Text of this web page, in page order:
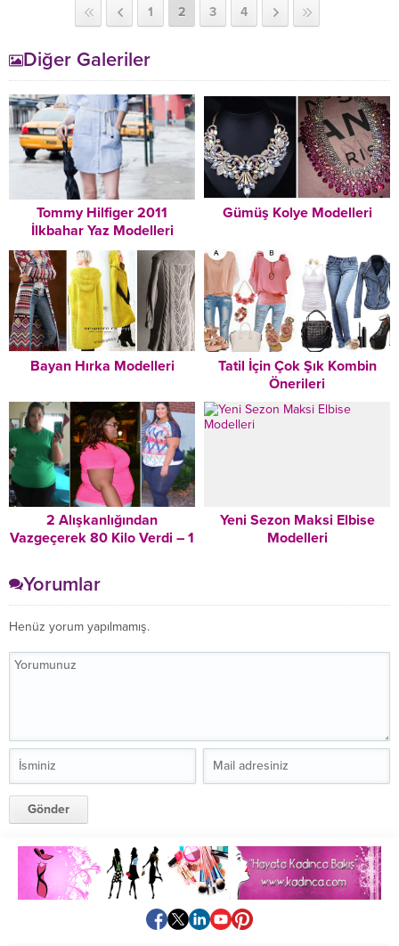
1 2 3 4
Diğer Galeriler
Tommy Hilfiger 2011
İlkbahar Yaz Modelleri
Gümüş Kolye Modelleri
Bayan Hırka Modelleri
Tatil İçin Çok Şık Kombin
Önerileri
2 Alışkanlığından
Vazgeçerek 80 Kilo Verdi – 1
Görünce Gözlerinize
İnanamayacaksınız
Yeni Sezon Maksi Elbise
Modelleri
Yorumlar
Henüz yorum yapılmamış.